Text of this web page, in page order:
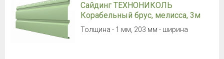
Сайдинг ТЕХНОНИКОЛЬ
Корабельный брус, мелисса, 3м
Толщина - 1 мм, 203 мм - ширина